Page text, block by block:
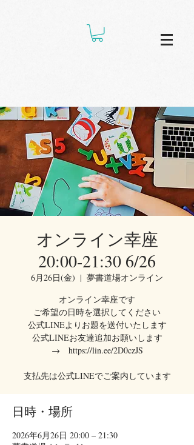
オンライン幸座
20:00-21:30 6/26
6月26日(金)
  |
夢書道場オンライン
オンライン幸座です
ご希望の日時を選択してください
公式LINEよりお題を送付いたします
公式LINEお友達追加お願いします
→ https://lin.ee/2D0czJS
支払先は公式LINEでご案内しています
日時・場所
2026年6月26日 20:00 – 21:30